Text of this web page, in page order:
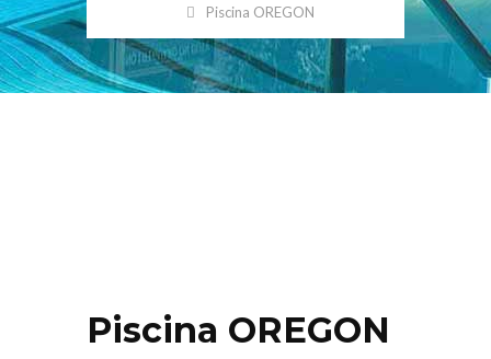
Piscina OREGON
Piscina OREGON